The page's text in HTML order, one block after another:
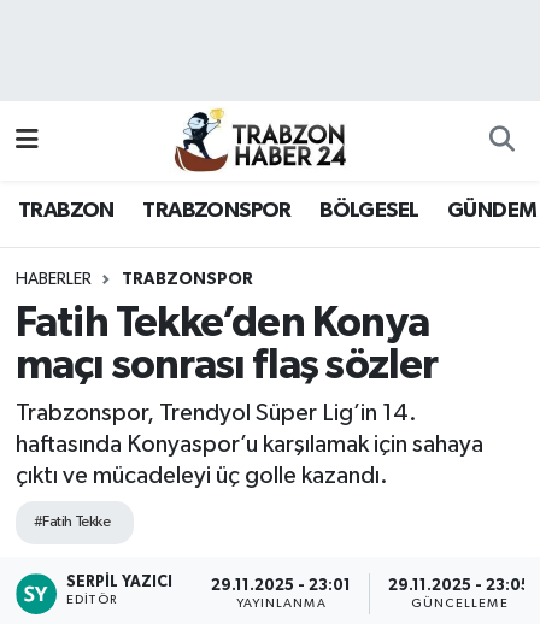
TRABZON TRABZONSPOR BÖLGESEL GÜNDEM
HABERLER TRABZONSPOR
Fatih Tekke’den Konya
maçı sonrası flaş sözler
Trabzonspor, Trendyol Süper Lig’in 14.
haftasında Konyaspor’u karşılamak için sahaya
çıktı ve mücadeleyi üç golle kazandı.
#Fatih Tekke
SERPIL YAZICI
EDITÖR
29.11.2025 - 23:01
YAYINLANMA
29.11.2025 - 23:05
GÜNCELLEME
Hava Durumu
Namaz Vakitleri
Trafik Durumu
Süper Lig Puan Durumu ve Fikstür
Son Dakika Haberleri
Haber Arşivi